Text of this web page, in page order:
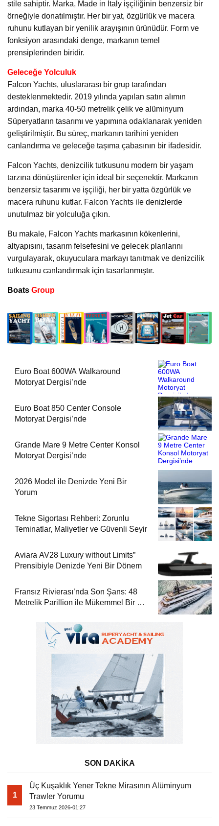
stile sahiptir. Marka, Made in Italy işçiliğinin benzersiz bir
örneğiyle donatılmıştır. Her bir yat, özgürlük ve macera
ruhunu kutlayan bir yenilik arayışının ürünüdür. Form ve
fonksiyon arasındaki denge, markanın temel
prensiplerinden biridir.
Geleceğe Yolculuk
Falcon Yachts, uluslararası bir grup tarafından
desteklenmektedir. 2019 yılında yapılan satın alımın
ardından, marka 40-50 metrelik çelik ve alüminyum
Süperyatların tasarımı ve yapımına odaklanarak yeniden
geliştirilmiştir. Bu süreç, markanın tarihini yeniden
canlandırma ve geleceğe taşıma çabasının bir ifadesidir.
Falcon Yachts, denizcilik tutkusunu modern bir yaşam
tarzına dönüştürenler için ideal bir seçenektir. Markanın
benzersiz tasarımı ve işçiliği, her bir yatta özgürlük ve
macera ruhunu kutlar. Falcon Yachts ile denizlerde
unutulmaz bir yolculuğa çıkın.
Bu makale, Falcon Yachts markasının kökenlerini,
altyapısını, tasarım felsefesini ve gelecek planlarını
vurgulayarak, okuyuculara markayı tanıtmak ve denizcilik
tutkusunu canlandırmak için tasarlanmıştır.
Boats Group
Euro Boat 600WA Walkaround
Motoryat Dergisi’nde
Euro Boat 850 Center Console
Motoryat Dergisi’nde
Grande Mare 9 Metre Center Konsol
Motoryat Dergisi’nde
2026 Model ile Denizde Yeni Bir
Yorum
Tekne Sigortası Rehberi: Zorunlu
Teminatlar, Maliyetler ve Güvenli Seyir
Aviara AV28 Luxury without Limits”
Prensibiyle Denizde Yeni Bir Dönem
Fransız Rivierası’nda Son Şans: 48
Metrelik Parillion ile Mükemmel Bir Yat
SON DAKİKA
1
Üç Kuşaklık Yener Tekne Mirasının Alüminyum
Trawler Yorumu
23 Temmuz 2026-01:27